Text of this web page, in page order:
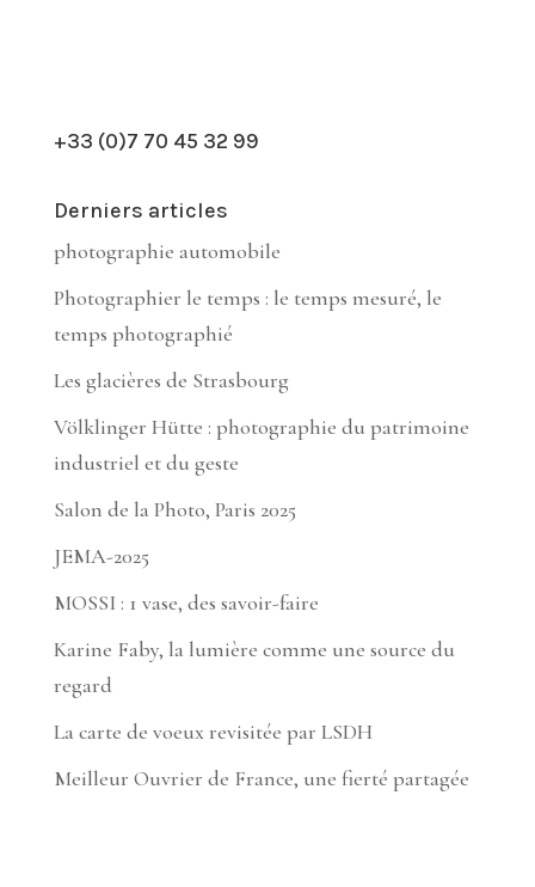
+33 (0)7 70 45 32 99
Derniers articles
photographie automobile
Photographier le temps : le temps mesuré, le
temps photographié
Les glacières de Strasbourg
Völklinger Hütte : photographie du patrimoine
industriel et du geste
Salon de la Photo, Paris 2025
JEMA-2025
MOSSI : 1 vase, des savoir-faire
Karine Faby, la lumière comme une source du
regard
La carte de voeux revisitée par LSDH
Meilleur Ouvrier de France, une fierté partagée